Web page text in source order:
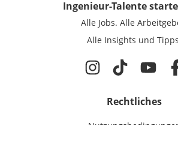
Ingenieur-Talente
Alle Jobs. Alle
Alle Insights und
Rechtliches